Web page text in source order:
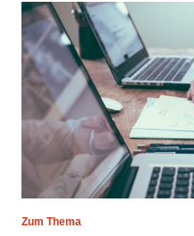
Zum Thema